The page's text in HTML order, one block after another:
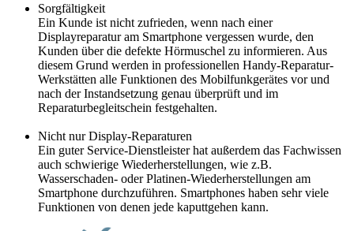
Sorgfältigkeit
Ein Kunde ist nicht zufrieden, wenn nach einer
Displayreparatur am Smartphone vergessen wurde, den
Kunden über die defekte Hörmuschel zu informieren. Aus
diesem Grund werden in professionellen Handy-Reparatur-
Werkstätten alle Funktionen des Mobilfunkgerätes vor und
nach der Instandsetzung genau überprüft und im
Reparaturbegleitschein festgehalten.
Nicht nur Display-Reparaturen
Ein guter Service-Dienstleister hat außerdem das Fachwissen
auch schwierige Wiederherstellungen, wie z.B.
Wasserschaden- oder Platinen-Wiederherstellungen am
Smartphone durchzuführen. Smartphones haben sehr viele
Funktionen von denen jede kaputtgehen kann.